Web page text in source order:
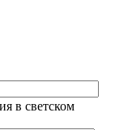
в светском